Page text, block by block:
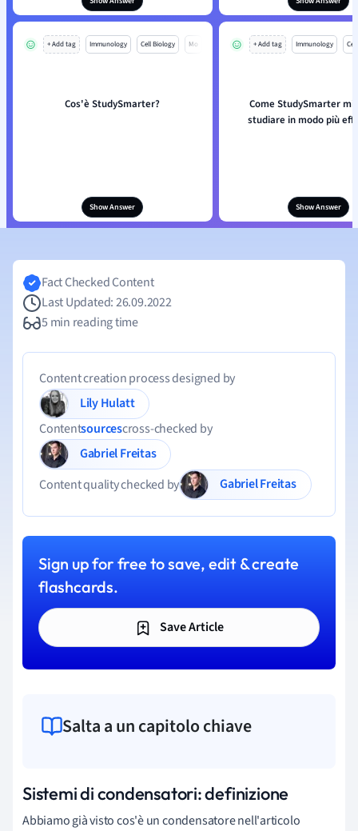
+ Add tag Immunology Cell Biology Mo
Cos'è StudySmarter?
Show Answer
+ Add tag Immunology
Come StudySmarter mi
studiare in modo più
Show Answer
Fact Checked Content
Last Updated: 26.09.2022
5 min reading time
Content creation process designed by
Lily Hulatt
Contentsourcescross-checked by
Gabriel Freitas
Content quality checked by
Gabriel Freitas
Sign up for free to save, edit & create
flashcards.
Save Article
Salta a un capitolo chiave
Sistemi di condensatori: definizione
Abbiamo già visto cos'è un condensatore nell'articolo